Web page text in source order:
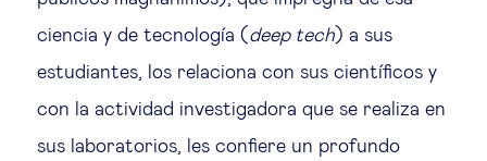
ciencia y de tecnología ( deep tech) a sus
estudiantes, los relaciona con sus científicos y
con la actividad investigadora que se realiza en
sus laboratorios, les confiere un profundo